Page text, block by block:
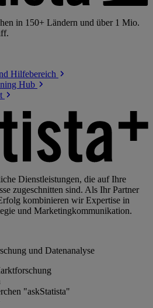
in 150+ Ländern und über 1 Mio.
Hilfebereich
Hub
Dienstleistungen, die auf Ihre
zugeschnitten sind. Als Ihr Partner
kombinieren wir Expertise in
und Marketingkommunikation.
und Datenanalyse
"askStatista"